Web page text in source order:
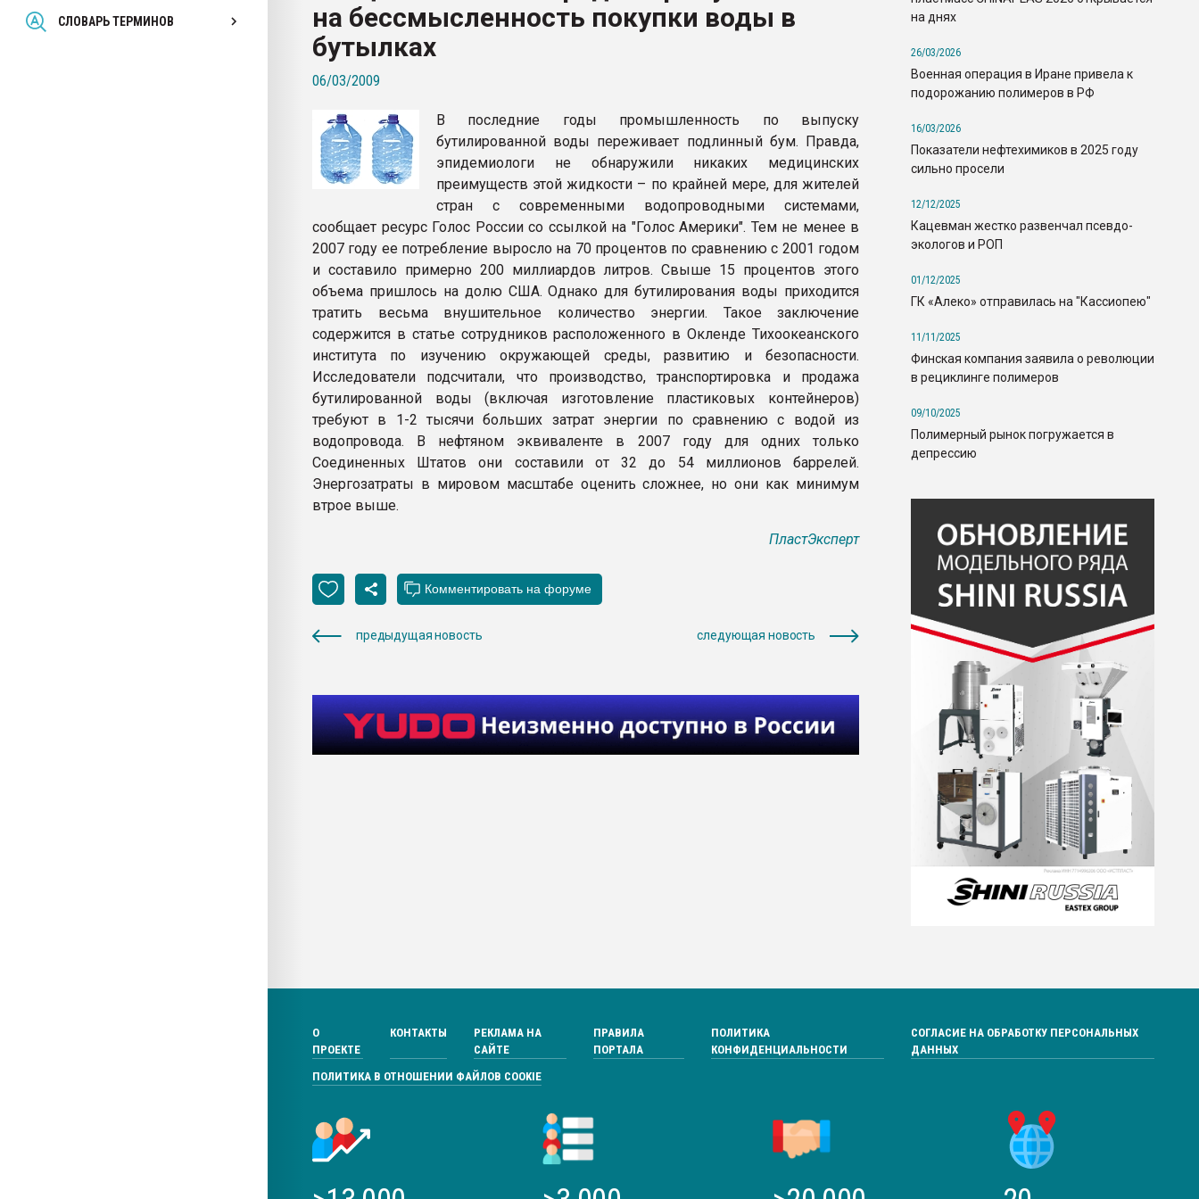
СЛОВАРЬ ТЕРМИНОВ
Всё, что касается выдува ПЭТ
бутылок
ПЕРЕЙТИ НА ФОРУМ
на бессмысленность покупки воды в
бутылках
06/03/2009
В последние годы промышленность по выпуску
бутилированной воды переживает подлинный бум. Правда,
эпидемиологи не обнаружили никаких медицинских
преимуществ этой жидкости – по крайней мере, для жителей
стран с современными водопроводными системами,
сообщает ресурс Голос России со ссылкой на "Голос Америки". Тем не менее в
2007 году ее потребление выросло на 70 процентов по сравнению с 2001 годом
и составило примерно 200 миллиардов литров. Свыше 15 процентов этого
объема пришлось на долю США. Однако для бутилирования воды приходится
тратить весьма внушительное количество энергии. Такое заключение
содержится в статье сотрудников расположенного в Окленде Тихоокеанского
института по изучению окружающей среды, развитию и безопасности.
Исследователи подсчитали, что производство, транспортировка и продажа
бутилированной воды (включая изготовление пластиковых контейнеров)
требуют в 1-2 тысячи больших затрат энергии по сравнению с водой из
водопровода. В нефтяном эквиваленте в 2007 году для одних только
Соединенных Штатов они составили от 32 до 54 миллионов баррелей.
Энергозатраты в мировом масштабе оценить сложнее, но они как минимум
втрое выше.
ПластЭксперт
предыдущая новость следующая новость
на днях
26/03/2026
Военная операция в Иране привела к
подорожанию полимеров в РФ
16/03/2026
Показатели нефтехимиков в 2025 году
сильно просели
12/12/2025
Кацевман жестко развенчал псевдо-
экологов и РОП
01/12/2025
ГК «Алеко» отправилась на "Кассиопею"
11/11/2025
Финская компания заявила о революции
в рециклинге полимеров
09/10/2025
Полимерный рынок погружается в
депрессию
О
ПРОЕКТЕ
КОНТАКТЫ
РЕКЛАМА НА
САЙТЕ
ПРАВИЛА
ПОРТАЛА
ПОЛИТИКА
КОНФИДЕНЦИАЛЬНОСТИ
СОГЛАСИЕ НА ОБРАБОТКУ ПЕРСОНАЛЬНЫХ
ДАННЫХ
ПОЛИТИКА В ОТНОШЕНИИ ФАЙЛОВ COOKIE